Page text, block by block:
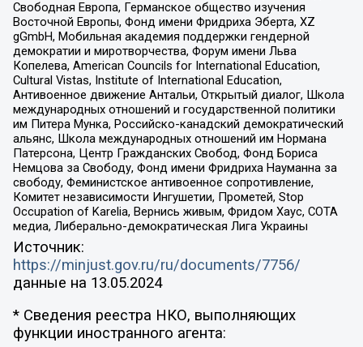
Свободная Европа, Германское общество изучения
Восточной Европы, Фонд имени Фридриха Эберта, XZ
gGmbH, Мобильная академия поддержки гендерной
демократии и миротворчества, Форум имени Льва
Копелева, American Councils for International Education,
Cultural Vistas, Institute of International Education,
Антивоенное движение Антальи, Открытый диалог, Школа
международных отношений и государственной политики
им Питера Мунка, Российско-канадский демократический
альянс, Школа международных отношений им Нормана
Патерсона, Центр Гражданских Свобод, Фонд Бориса
Немцова за Свободу, Фонд имени Фридриха Науманна за
свободу, Феминистское антивоенное сопротивление,
Комитет независимости Ингушетии, Прометей, Stop
Occupation of Karelia, Вернись живым, Фридом Хаус, СОТА
медиа, Либерально-демократическая Лига Украины
Источник:
https://minjust.gov.ru/ru/documents/7756/
данные на 13.05.2024
* Сведения реестра НКО, выполняющих
функции иностранного агента: